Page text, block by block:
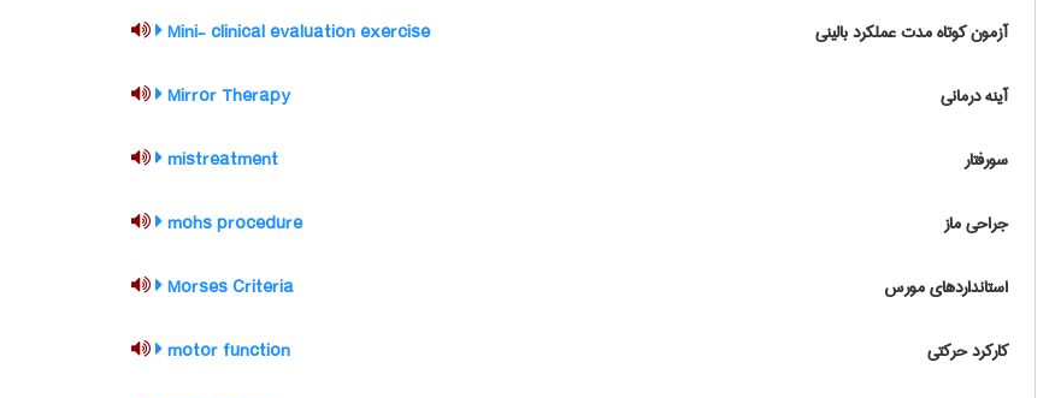
آزمون کوتاه مدت عملکرد بالینی Mini- clinical evaluation exercise
آینه درمانی Mirror Therapy
سورفتار mistreatment
جراحی ماز mohs procedure
استانداردهای مورس Morses Criteria
كاركرد حركتي motor function